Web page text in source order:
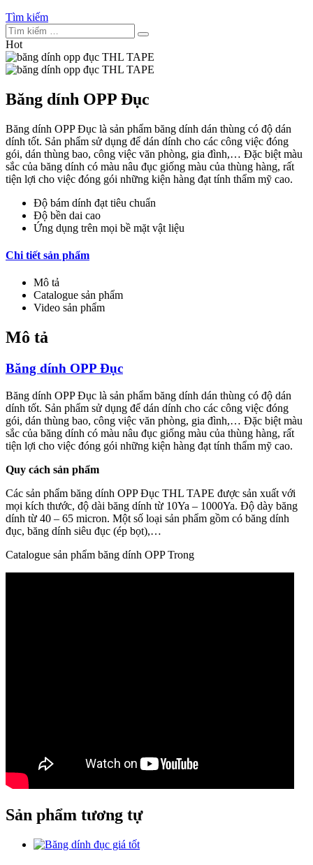
Tìm kiếm
Hot
Băng dính OPP Đục
Băng dính OPP Đục là sản phẩm băng dính dán thùng có độ dán
dính tốt. Sản phẩm sử dụng để dán dính cho các công việc đóng
gói, dán thùng bao, công việc văn phòng, gia đình,… Đặc biệt màu
sắc của băng dính có màu nâu đục giống màu của thùng hàng, rất
tiện lợi cho việc đóng gói những kiện hàng đạt tính thẩm mỹ cao.
Độ bám dính đạt tiêu chuẩn
Độ bền dai cao
Ứng dụng trên mọi bề mặt vật liệu
Chi tiết sản phẩm
Mô tả
Catalogue sản phẩm
Video sản phẩm
Mô tả
Băng dính OPP Đục
Băng dính OPP Đục là sản phẩm băng dính dán thùng có độ dán
dính tốt. Sản phẩm sử dụng để dán dính cho các công việc đóng
gói, dán thùng bao, công việc văn phòng, gia đình,… Đặc biệt màu
sắc của băng dính có màu nâu đục giống màu của thùng hàng, rất
tiện lợi cho việc đóng gói những kiện hàng đạt tính thẩm mỹ cao.
Quy cách sản phẩm
Các sản phẩm băng dính OPP Đục THL TAPE được sản xuất với
mọi kích thước, độ dài băng dính từ 10Ya – 1000Ya. Độ dày băng
dính từ 40 – 65 micron. Một số loại sản phẩm gồm có băng dính
đục, băng dính siêu đục (ép bọt),…
Catalogue sản phẩm băng dính OPP Trong
Sản phẩm tương tự